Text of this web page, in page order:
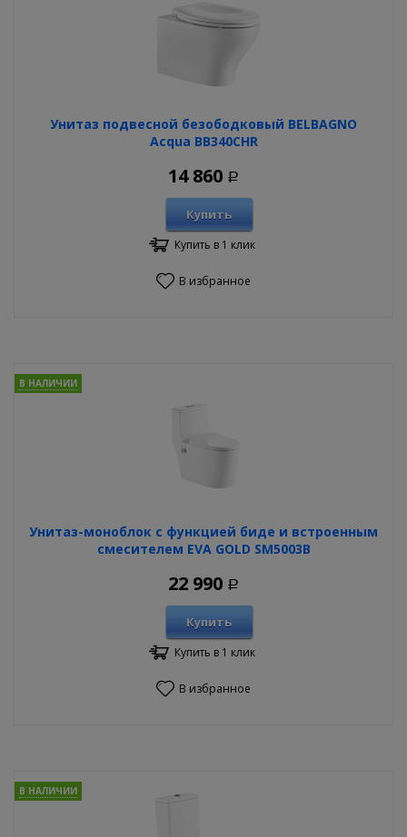
Унитаз подвесной безободковый BELBAGNO
Acqua BB340CHR
14 860 Р
Купить
Купить в 1 клик
В избранное
Унитаз-моноблок с функцией биде и встроенным
смесителем EVA GOLD SM5003B
В НАЛИЧИИ
22 990 Р
Купить
Купить в 1 клик
В избранное
В НАЛИЧИИ